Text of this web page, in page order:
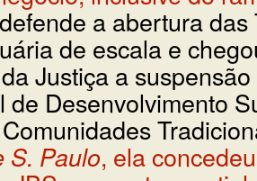
a abertura
de escala e
Justiça a
de Desenvolvimento
S. Paulo, ela